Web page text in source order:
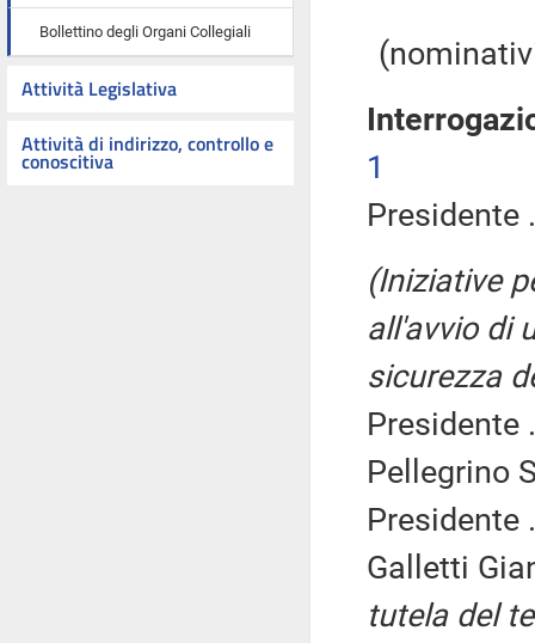
Bollettino degli Organi Collegiali
Attività Legislativa
Attività di indirizzo, controllo e
conoscitiva
1
Presidente
(Iniziative
all'avvio di
sicurezza
Presidente
Pellegrino
Presidente
Galletti
tutela del